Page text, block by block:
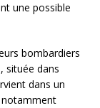
une possible
bombardiers
située dans
dans un
notamment